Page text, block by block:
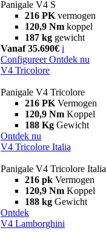
Panigale V4 S
216 PK vermogen
120,9 Nm koppel
187 kg gewicht
Vanaf 35.690€ i
Configureer Ontdek nu
V4 Tricolore
Panigale V4 Tricolore
216 PK Vermogen
120,9 Nm Koppel
188 Kg Gewicht
Ontdek nu
V4 Tricolore Italia
Panigale V4 Tricolore Italia
216 pk Vermogen
120,9 Nm Koppel
188 kg Gewicht
Ontdek
V4 Lamborghini